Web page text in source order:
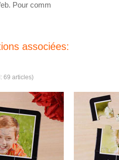
Pour comm
associées:
69 articles)